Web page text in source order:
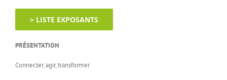
> LISTE EXPOSANTS
PRÉSENTATION
Connecter, agir, transformer